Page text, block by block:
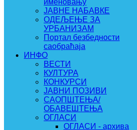
именовању
ЈАВНЕ НАБАВКЕ
ОДЕЉЕЊЕ ЗА
УРБАНИЗАМ
Портал безбедности
саобраћаја
ИНФО
ВЕСТИ
КУЛТУРА
КОНКУРСИ
ЈАВНИ ПОЗИВИ
САОПШТЕЊА/
ОБАВЕШТЕЊА
ОГЛАСИ
ОГЛАСИ - архива